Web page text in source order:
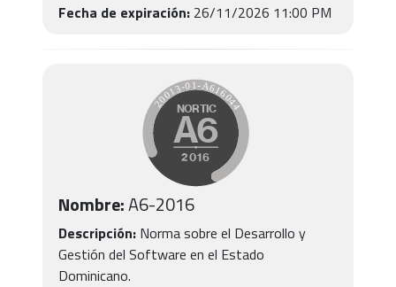
Fecha de expiración:26/11/2026 11:00 PM
Nombre:A6-2016
Descripción:Norma sobre el Desarrollo y
Gestión del Software en el Estado
Dominicano.